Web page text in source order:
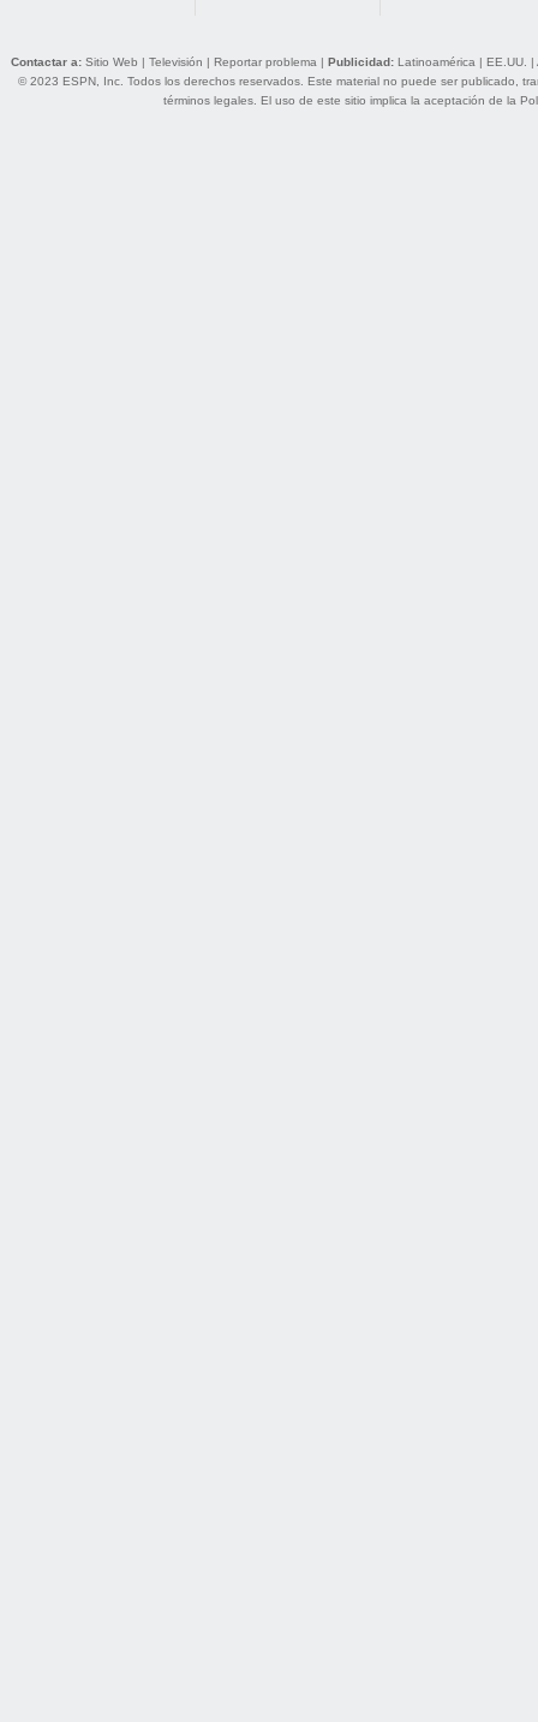
Contactar a: Sitio Web | Televisión | Reportar problema | Publicidad: Latinoamérica | EE.UU. |
© 2023 ESPN, Inc. Todos los derechos reservados. Este material no puede ser publicado,
términos legales. El uso de este sitio implica la aceptación de la